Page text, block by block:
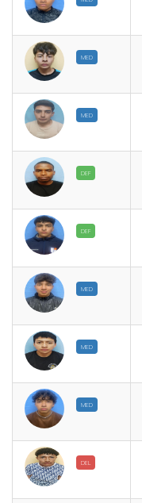
MED
MED
DEF
DEF
MED
MED
MED
DEL